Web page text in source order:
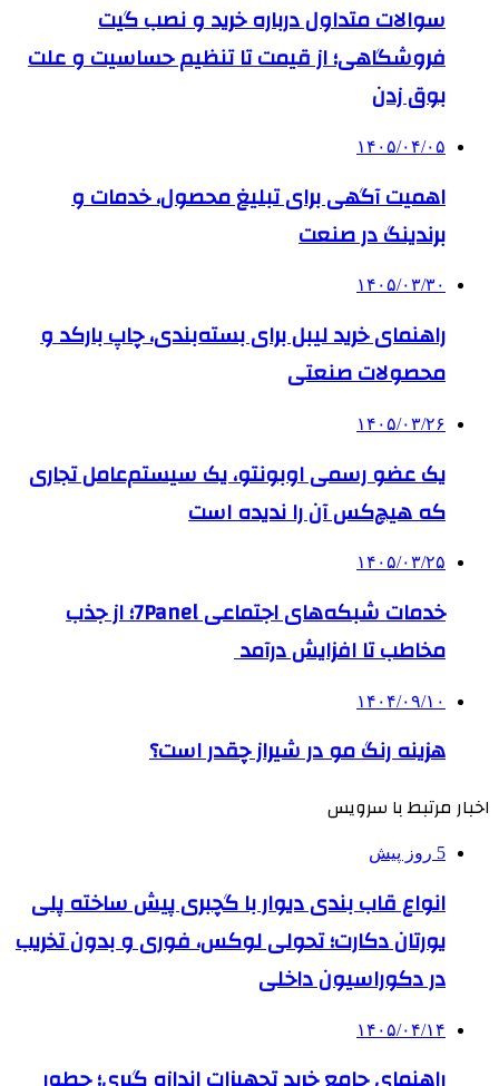
سوالات متداول درباره خرید و نصب گیت
فروشگاهی؛ از قیمت تا تنظیم حساسیت و علت
بوق زدن
۱۴۰۵/۰۴/۰۵
اهمیت آگهی برای تبلیغ محصول، خدمات و
برندینگ در صنعت
۱۴۰۵/۰۳/۳۰
راهنمای خرید لیبل برای بسته‌بندی، چاپ بارکد و
محصولات صنعتی
۱۴۰۵/۰۳/۲۶
یک عضو رسمی اوبونتو، یک سیستم‌عامل تجاری
که هیچ‌کس آن را ندیده است
۱۴۰۵/۰۳/۲۵
خدمات شبکه‌های اجتماعی 7Panel؛ از جذب
مخاطب تا افزایش درآمد
۱۴۰۴/۰۹/۱۰
هزینه رنگ مو در شیراز چقدر است؟
اخبار مرتبط با سرویس
5 روز پیش
انواع قاب بندی دیوار با گچبری پیش ساخته پلی
یورتان دکارت؛ تحولی لوکس، فوری و بدون تخریب
در دکوراسیون داخلی
۱۴۰۵/۰۴/۱۴